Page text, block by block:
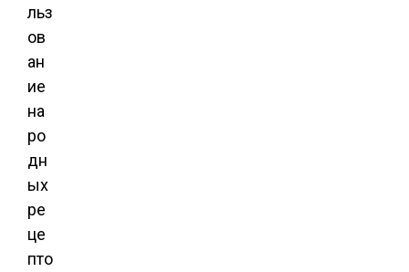
льз
ов
ан
ие
на
ро
дн
ых
ре
це
пто